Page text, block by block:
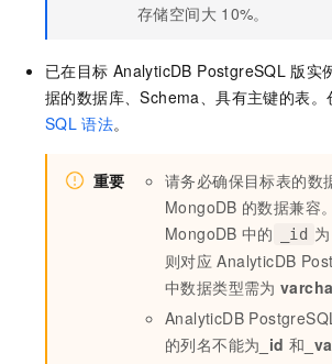
存储空间大 10%。
已在目标 AnalyticDB PostgreSQL 版实
据的数据库、Schema、具有主键的表
SQL 语法。
重要
请务必确保目标表的数
MongoDB 的数据兼容
MongoDB 中的 _id 为
则对应 AnalyticDB
中数据类型需为
AnalyticDB
的列名不能为 _id 和